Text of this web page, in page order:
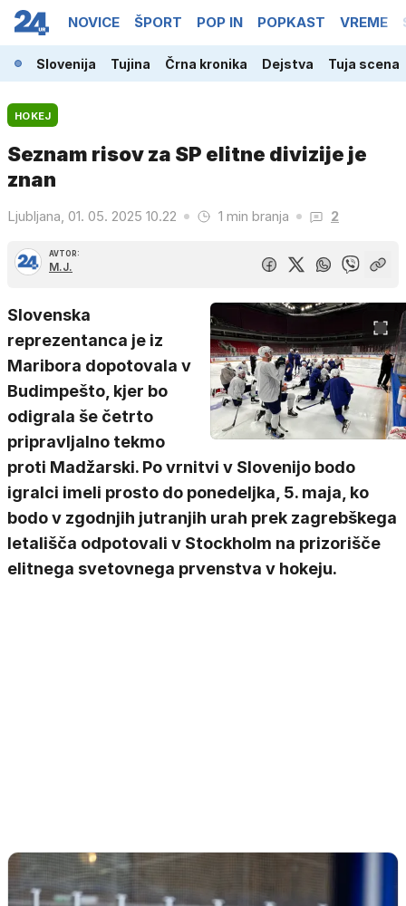
NOVICE ŠPORT POP IN POPKAST VREME
Slovenija Tujina Črna kronika Dejstva Tuja scena
HOKEJ
Seznam risov za SP elitne divizije je
znan
Ljubljana, 01. 05. 2025 10.22 1 min branja 2
AVTOR:
M.J.
Slovenska
reprezentanca je iz
Maribora dopotovala v
Budimpešto, kjer bo
odigrala še četrto
pripravljalno tekmo
proti Madžarski. Po vrnitvi v Slovenijo bodo
igralci imeli prosto do ponedeljka, 5. maja, ko
bodo v zgodnjih jutranjih urah prek zagrebškega
letališča odpotovali v Stockholm na prizorišče
elitnega svetovnega prvenstva v hokeju.